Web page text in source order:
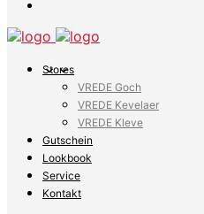
Stores
VREDE Goch
VREDE Kevelaer
VREDE Kleve
Gutschein
Lookbook
Service
Kontakt